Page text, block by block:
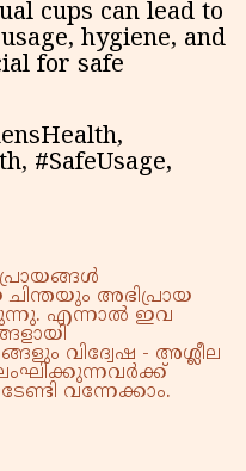
cups can lead to
hygiene, and
for safe
#SafeUsage,
ചിന്തയും അഭിപ്രായ
എന്നാൽ ഇവ
വിദ്വേഷ - അശ്ലീല
വന്നേക്കാം.